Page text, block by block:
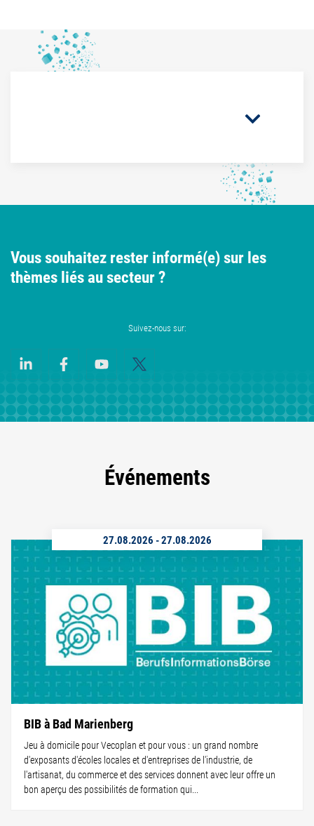
Vous souhaitez rester informé(e) sur les
thèmes liés au secteur ?
Suivez-nous sur:
Événements
27.08.2026 -27.08.2026
BIB à Bad Marienberg
Jeu à domicile pour Vecoplan et pour vous : un grand nombre
d'exposants d'écoles locales et d'entreprises de l'industrie, de
l'artisanat, du commerce et des services donnent avec leur offre un
bon aperçu des possibilités de formation qui...